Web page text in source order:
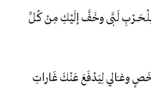
لَبَّى وخَفَّ إلَيْكِ مِنْ كُلِّ
وغـَالي لِيَدْفَعَ عَنْكَ غَاراتِ